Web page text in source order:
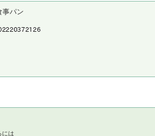
パン
には